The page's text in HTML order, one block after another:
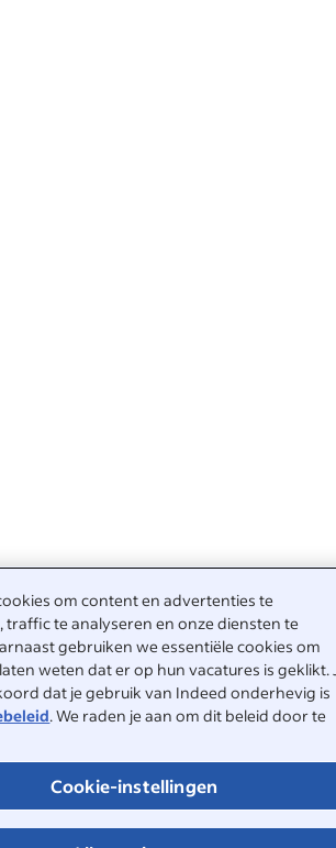
om content en advertenties te
traffic te analyseren en onze diensten te
gebruiken we essentiële cookies om
weten dat er op hun vacatures is geklikt.
dat je gebruik van Indeed onderhevig is
. We raden je aan om dit beleid door te
Cookie-instellingen